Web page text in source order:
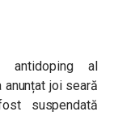
antidoping al
joi seară
suspendată